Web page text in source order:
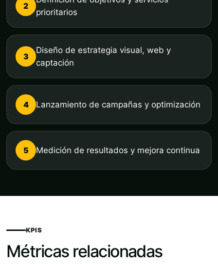
2
prioritarios
3
Diseño de estrategia visual, web y
captación
4 Lanzamiento de campañas y optimización
5 Medición de resultados y mejora continua
KPIS
Métricas relacionadas